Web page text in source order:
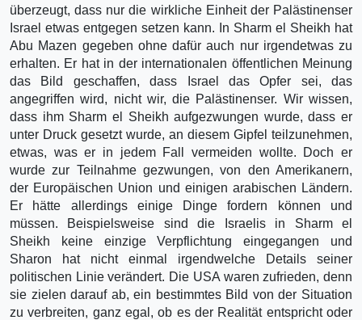
überzeugt, dass nur die wirkliche Einheit der Palästinenser
Israel etwas entgegen setzen kann. In Sharm el Sheikh hat
Abu Mazen gegeben ohne dafür auch nur irgendetwas zu
erhalten. Er hat in der internationalen öffentlichen Meinung
das Bild geschaffen, dass Israel das Opfer sei, das
angegriffen wird, nicht wir, die Palästinenser. Wir wissen,
dass ihm Sharm el Sheikh aufgezwungen wurde, dass er
unter Druck gesetzt wurde, an diesem Gipfel teilzunehmen,
etwas, was er in jedem Fall vermeiden wollte. Doch er
wurde zur Teilnahme gezwungen, von den Amerikanern,
der Europäischen Union und einigen arabischen Ländern.
Er hätte allerdings einige Dinge fordern können und
müssen. Beispielsweise sind die Israelis in Sharm el
Sheikh keine einzige Verpflichtung eingegangen und
Sharon hat nicht einmal irgendwelche Details seiner
politischen Linie verändert. Die USA waren zufrieden, denn
sie zielen darauf ab, ein bestimmtes Bild von der Situation
zu verbreiten, ganz egal, ob es der Realität entspricht oder